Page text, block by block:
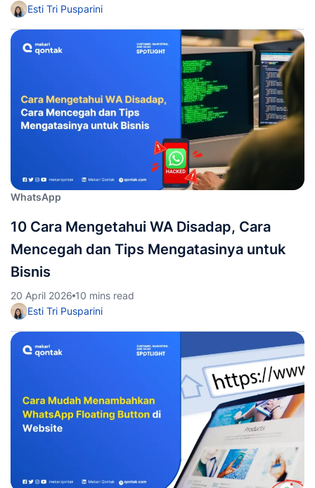
Esti Tri Pusparini
WhatsApp
10 Cara Mengetahui WA Disadap, Cara
Mencegah dan Tips Mengatasinya untuk
Bisnis
20 April 2026 10 mins read
Esti Tri Pusparini